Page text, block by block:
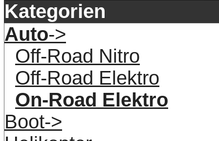
Kategorien
Auto->
Off-Road Nitro
Off-Road Elektro
On-Road Elektro
Boot->